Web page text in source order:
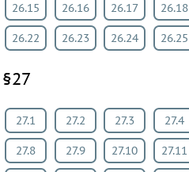
26.15 26.16 26.17 26.18
26.22 26.23 26.24 26.25
§27
27.1 27.2 27.3 27.4
27.8 27.9 27.10 27.11